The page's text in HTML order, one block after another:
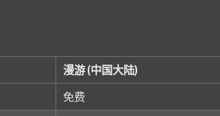
漫游 (中国大陆)
免费